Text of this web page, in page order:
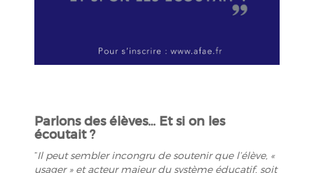
Parlons des élèves… Et si on les
écoutait ?
“Il peut sembler incongru de soutenir que l’élève, «
usager » et acteur majeur du système éducatif, soit